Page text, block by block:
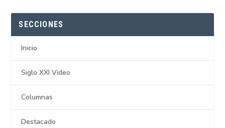
SECCIONES
Inicio
Siglo XXI Video
Columnas
Destacado